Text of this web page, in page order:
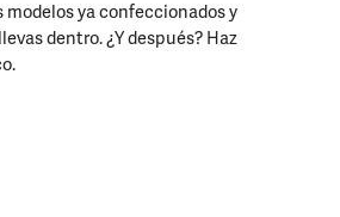
ya confeccionados y
dentro. ¿Y después? Haz